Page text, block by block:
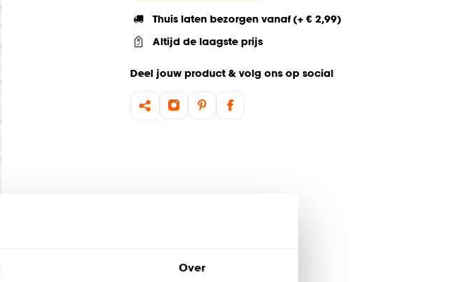
Over
Thuis laten bezorgen vanaf (+ € 2,99)
Altijd de laagste prijs
Deel jouw product & volg ons op social